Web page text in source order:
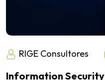
RIGE Consultores
Information Security